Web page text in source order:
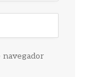
navegador